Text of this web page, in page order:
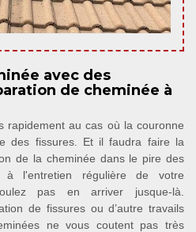
avec des
de cheminée à
rapidement au cas où la couronne
des fissures. Et il faudra faire la
de la cheminée dans le pire des
à l'entretien régulière de votre
pas en arriver jusque-là.
de fissures ou d’autre travails
ne vous coutent pas très